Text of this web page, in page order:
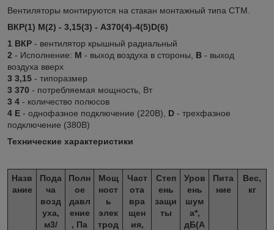
Вентиляторы монтируются на стакан монтажный типа СТМ.
ВКР(1) М(2) - 3,15(3) - A370(4)-4(5)D(6)
1 ВКР - вентилятор крышный радиальный
2 - Исполнение: М - выход воздуха в стороны, В - выход
воздуха вверх
3 3,15 - типоразмер
3 370 - потребляемая мощность, Вт
3 4 - количество полюсов
4 Е - однофазное подключение (220В), D - трехфазное
подключение (380В)
Технические характеристики
Назв
ание
Пода
ча
возд
уха,
м3/
Полн
ое
давл
ение
, Па
Мощ
ност
ь
элек
трод
Част
ота
вра
щен
ия,
Степ
ень
защи
ты
Уров
ень
шум
а*,
дБ(А
Пита
ние
Вес,
кг